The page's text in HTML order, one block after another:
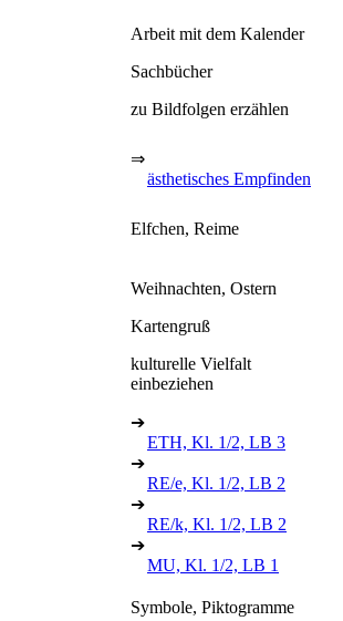
Arbeit mit dem Kalender
Sachbücher
zu Bildfolgen erzählen
⇒
ästhetisches Empfinden
Elfchen, Reime
Weihnachten, Ostern
Kartengruß
kulturelle Vielfalt
einbeziehen
➔
ETH, Kl. 1/2, LB 3
➔
RE/e, Kl. 1/2, LB 2
➔
RE/k, Kl. 1/2, LB 2
➔
MU, Kl. 1/2, LB 1
Symbole, Piktogramme